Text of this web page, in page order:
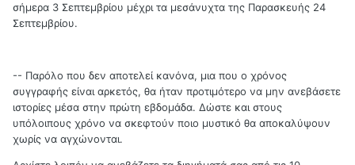
σήμερα 3 Σεπτεμβρίου μέχρι τα μεσάνυχτα της Παρασκευής 24
Σεπτεμβρίου.
-- Παρόλο που δεν αποτελεί κανόνα, μια που ο χρόνος
συγγραφής είναι αρκετός, θα ήταν προτιμότερο να μην ανεβάσετε
ιστορίες μέσα στην πρώτη εβδομάδα. Δώστε και στους
υπόλοιπους χρόνο να σκεφτούν ποιο μυστικό θα αποκαλύψουν
χωρίς να αγχώνονται.